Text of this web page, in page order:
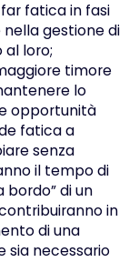
fatica in fasi
gestione di
loro;
timore
lo
opportunità
fatica a
senza
il tempo di
di un
in
di una
sia necessario